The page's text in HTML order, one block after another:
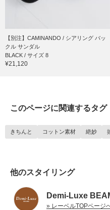
【別注】CAMINANDO / シアリング バッ
クル サンダル
BLACK / サイズ 8
¥21,120
このページに関連するタグ
きちんと コットン素材 絶妙
他のスタイリング
Demi-Luxe
» レーベルTOPページ